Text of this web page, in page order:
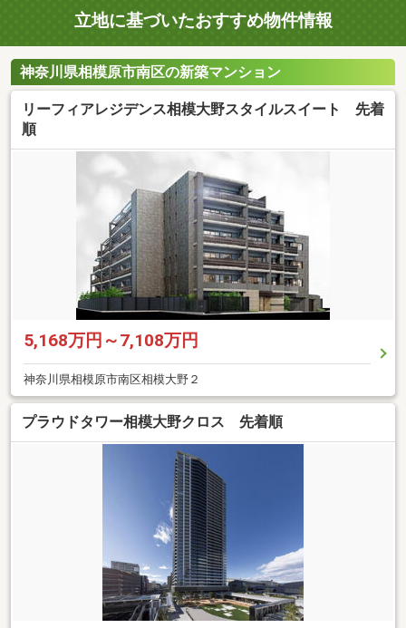
立地に基づいたおすすめ物件情報
神奈川県相模原市南区の新築マンション
リーフィアレジデンス相模大野スタイルスイート 先着
順
5,168万円～7,108万円
神奈川県相模原市南区相模大野２
プラウドタワー相模大野クロス 先着順